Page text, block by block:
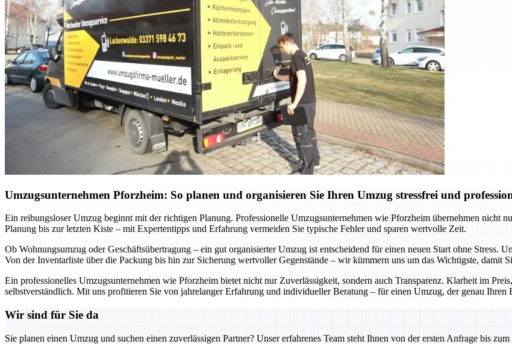
Umzugsunternehmen Pforzheim: So planen und organisieren Sie Ihren Umzug stressfrei und
Ein reibungsloser Umzug beginnt mit der richtigen Planung. Professionelle Umzugsunternehmen wie Pforzheim übernehmen nicht
Planung bis zur letzten Kiste – mit Expertentipps und Erfahrung vermeiden Sie typische Fehler und sparen wertvolle Zeit.
Ob Wohnungsumzug oder Geschäftsübertragung – ein gut organisierter Umzug ist entscheidend für einen neuen Start ohne Stress.
Von der Inventarliste über die Packung bis hin zur Sicherung wertvoller Gegenstände – wir kümmern uns um das Wichtigste, damit
Ein professionelles Umzugsunternehmen wie Pforzheim bietet nicht nur Zuverlässigkeit, sondern auch Transparenz. Klarheit im
selbstverständlich. Mit uns profitieren Sie von jahrelanger Erfahrung und individueller Beratung – für einen Umzug, der genau Ihren
Wir sind für Sie da
Sie planen einen Umzug und suchen einen zuverlässigen Partner? Unser erfahrenes Team steht Ihnen von der ersten Anfrage bis